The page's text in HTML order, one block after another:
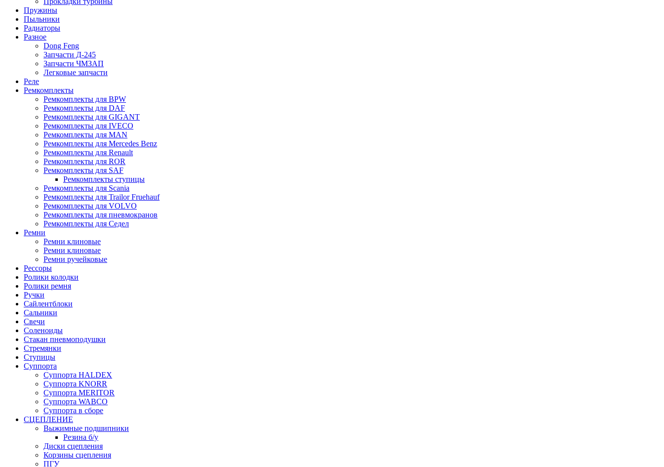
Пружины
Пыльники
Радиаторы
Разное
Dong Feng
Запчасти Д-245
Запчасти ЧМЗАП
Легковые запчасти
Реле
Ремкомплекты
Ремкомплекты для BPW
Ремкомплекты для DAF
Ремкомплекты для GIGANT
Ремкомплекты для IVECO
Ремкомплекты для MAN
Ремкомплекты для Mercedes Benz
Ремкомплекты для Renault
Ремкомплекты для ROR
Ремкомплекты для SAF
Ремкомплекты ступицы
Ремкомплекты для Scania
Ремкомплекты для Trailor Fruehauf
Ремкомплекты для VOLVO
Ремкомплекты для пневмокранов
Ремкомплекты для Седел
Ремни
Ремни клиновые
Ремни клиновые
Ремни ручейковые
Рессоры
Ролики колодки
Ролики ремня
Ручки
Сайлентблоки
Сальники
Свечи
Соленоиды
Стакан пневмоподушки
Стремянки
Ступицы
Суппорта
Суппорта HALDEX
Суппорта KNORR
Суппорта MERITOR
Суппорта WABCO
Суппорта в сборе
СЦЕПЛЕНИЕ
Выжимные подшипники
Резина б/у
Диски сцепления
Корзины сцепления
ПГУ